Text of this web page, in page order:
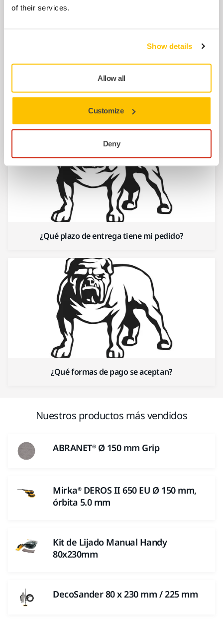
of their services.
Show details
Allow all
Customize
Deny
¿A dónde envía los productos?
¿Qué plazo de entrega tiene mi pedido?
¿Qué formas de pago se aceptan?
Nuestros productos más vendidos
ABRANET® Ø 150 mm Grip
Mirka® DEROS II 650 EU Ø 150 mm,
órbita 5.0 mm
Kit de Lijado Manual Handy
80x230mm
DecoSander 80 x 230 mm / 225 mm